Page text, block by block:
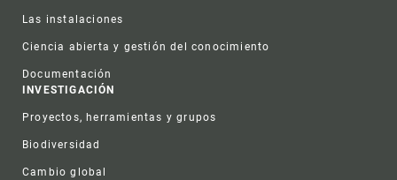
Las instalaciones
Ciencia abierta y gestión del conocimiento
Documentación
INVESTIGACIÓN
Proyectos, herramientas y grupos
Biodiversidad
Cambio global